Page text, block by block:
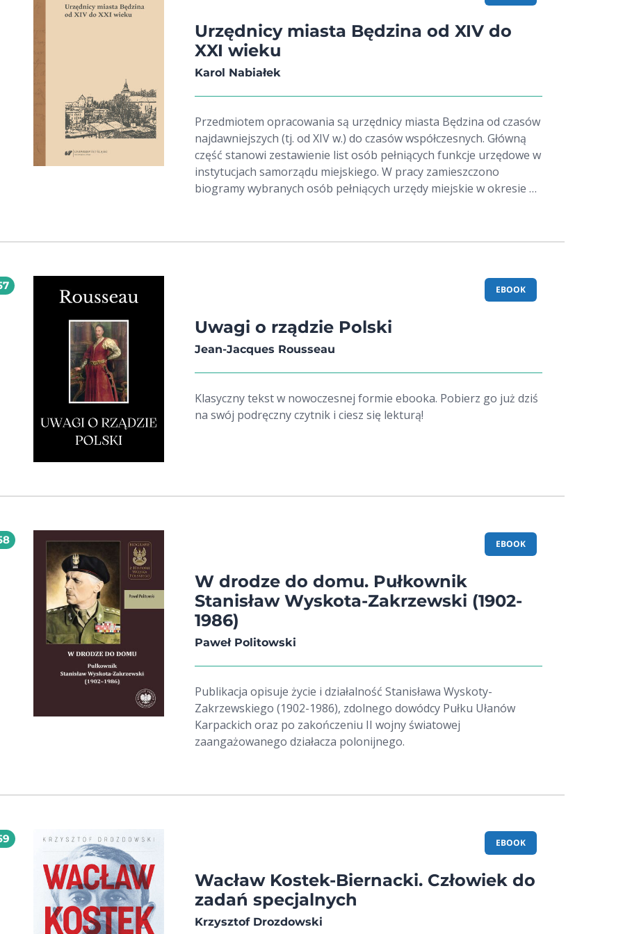
Urzędnicy miasta Będzina od XIV do
XXI wieku
Karol Nabiałek
Przedmiotem opracowania są urzędnicy miasta Będzina od czasów
najdawniejszych (tj. od XIV w.) do czasów współczesnych. Główną
część stanowi zestawienie list osób pełniących funkcje urzędowe w
instytucjach samorządu miejskiego. W pracy zamieszczono
biogramy wybranych osób pełniących urzędy miejskie w okresie od
możliwościami wykorzystania ich dla nakreślenia życiorysu. W
EBOOK
Uwagi o rządzie Polski
Jean-Jacques Rousseau
Klasyczny tekst w nowoczesnej formie ebooka. Pobierz go już dziś
na swój podręczny czytnik i ciesz się lekturą!
EBOOK
W drodze do domu. Pułkownik
Stanisław Wyskota-Zakrzewski (1902-
1986)
Paweł Politowski
Publikacja opisuje życie i działalność Stanisława Wyskoty-
Zakrzewskiego (1902-1986), zdolnego dowódcy Pułku Ułanów
Karpackich oraz po zakończeniu II wojny światowej
zaangażowanego działacza polonijnego.
EBOOK
Wacław Kostek-Biernacki. Człowiek do
zadań specjalnych
Krzysztof Drozdowski